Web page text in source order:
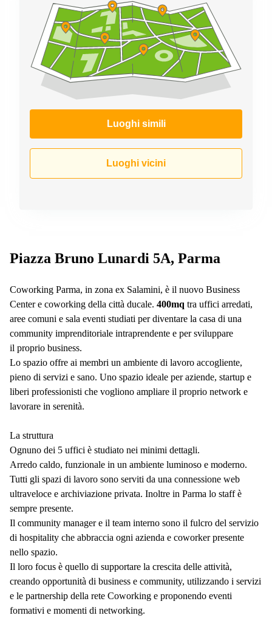
affitto
Milano
Affitto
Meeting
Coworking
Affitto
a Como
Luoghi simili
Luoghi vicini
Piazza Bruno Lunardi 5A, Parma
Coworking Parma, in zona ex Salamini, è il nuovo Business
Center e coworking della città ducale. 400mq tra uffici arredati,
aree comuni e sala eventi studiati per diventare la casa di una
community imprenditoriale intraprendente e per sviluppare
il proprio business.
Lo spazio offre ai membri un ambiente di lavoro accogliente,
pieno di servizi e sano. Uno spazio ideale per aziende, startup e
liberi professionisti che vogliono ampliare il proprio network e
lavorare in serenità.
La struttura
Ognuno dei 5 uffici è studiato nei minimi dettagli.
Arredo caldo, funzionale in un ambiente luminoso e moderno.
Tutti gli spazi di lavoro sono serviti da una connessione web
ultraveloce e archiviazione privata. Inoltre in Parma lo staff è
sempre presente.
Il community manager e il team interno sono il fulcro del servizio
di hospitality che abbraccia ogni azienda e coworker presente
nello spazio.
Il loro focus è quello di supportare la crescita delle attività,
creando opportunità di business e community, utilizzando i servizi
e le partnership della rete Coworking e proponendo eventi
formativi e momenti di networking.